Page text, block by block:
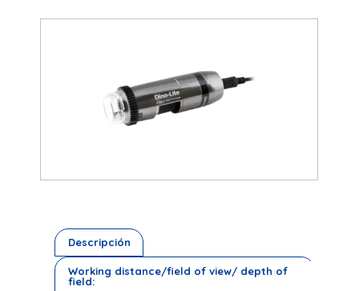
Descripción
Working distance/field of view/ depth of
field: